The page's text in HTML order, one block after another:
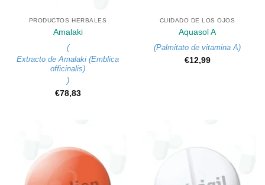
PRODUCTOS HERBALES
Amalaki
(
Extracto de Amalaki (Emblica
officinalis)
)
€78,83
CUIDADO DE LOS OJOS
Aquasol A
(Palmitato de vitamina A)
€12,99